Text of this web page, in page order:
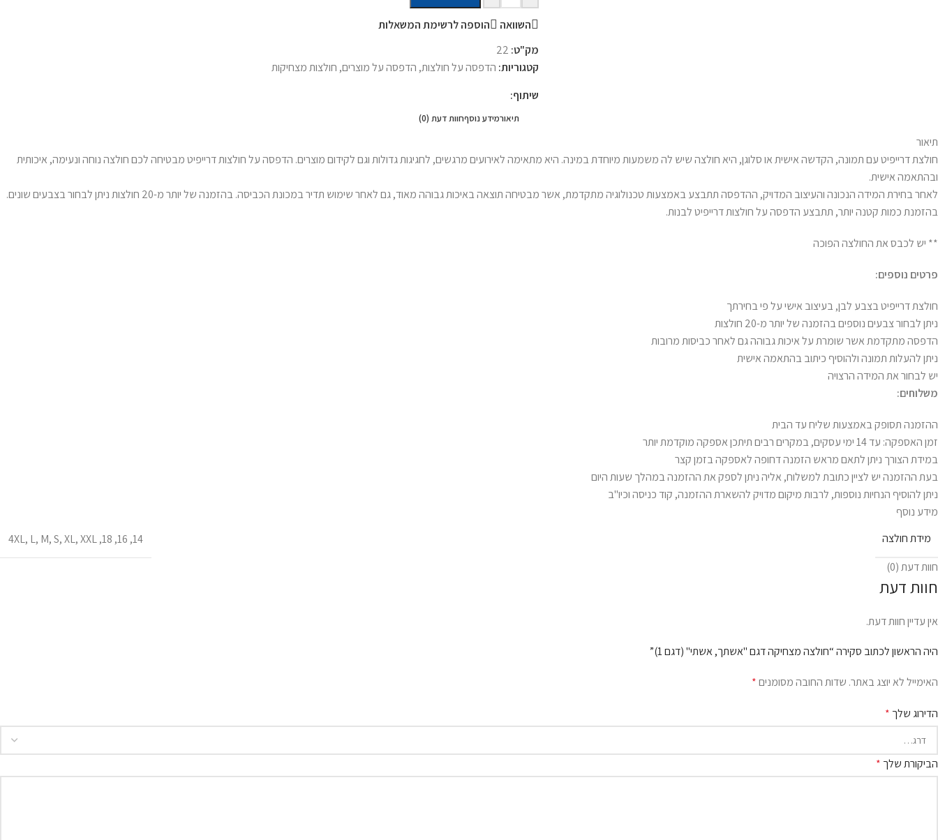
השוואה
הוספה לרשימת המשאלות
מק"ט: 22
קטגוריות: הדפסה על חולצות, הדפסה על מוצרים, חולצות מצחיקות
שיתוף:
תיאורמידע נוסףחוות דעת (0)
תיאור
חולצת דרייפיט עם תמונה, הקדשה אישית או סלוגן, היא חולצה שיש לה משמעות מיוחדת במינה. היא מתאימה לאירועים מרגשים, לחגיגות גדולות וגם לקידום מוצרים. הדפסה על חולצות דרייפיט מבטיחה לכם חולצה נוחה ונעימה, איכותית
ובהתאמה אישית.
לאחר בחירת המידה הנכונה והעיצוב המדויק, ההדפסה תתבצע באמצעות טכנולוגיה מתקדמת, אשר מבטיחה תוצאה באיכות גבוהה מאוד, גם לאחר שימוש תדיר במכונת הכביסה. בהזמנה של יותר מ-20 חולצות ניתן לבחור בצבעים שונים.
בהזמנת כמות קטנה יותר, תתבצע הדפסה על חולצות דרייפיט לבנות.
** יש לכבס את החולצה הפוכה
פרטים נוספים:
חולצת דרייפיט בצבע לבן, בעיצוב אישי על פי בחירתך
ניתן לבחור צבעים נוספים בהזמנה של יותר מ-20 חולצות
הדפסה מתקדמת אשר שומרת על איכות גבוהה גם לאחר כביסות מרובות
ניתן להעלות תמונה ולהוסיף כיתוב בהתאמה אישית
יש לבחור את המידה הרצויה
משלוחים:
ההזמנה תסופק באמצעות שליח עד הבית
זמן האספקה: עד 14 ימי עסקים, במקרים רבים תיתכן אספקה מוקדמת יותר
במידת הצורך ניתן לתאם מראש הזמנה דחופה לאספקה בזמן קצר
בעת ההזמנה יש לציין כתובת למשלוח, אליה ניתן לספק את ההזמנה במהלך שעות היום
ניתן להוסיף הנחיות נוספות, לרבות מיקום מדויק להשארת ההזמנה, קוד כניסה וכיו"ב
מידע נוסף
מידת חולצה
14
,
16
,
18
,
4XL, L, M,S,XL,XXL
חוות דעת (0)
חוות דעת
אין עדיין חוות דעת.
היה הראשון לכתוב סקירה “חולצה מצחיקה דגם "אשתך, אשתי" (דגם 1)”
האימייל לא יוצג באתר. שדות החובה מסומנים*
הדירוג שלך *
הביקורת שלך *